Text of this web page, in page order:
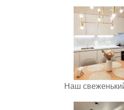
Наш